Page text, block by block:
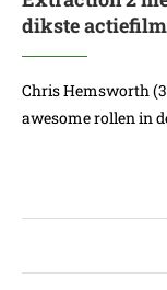
dikste actiefilm
Chris Hemsworth
awesome rollen in